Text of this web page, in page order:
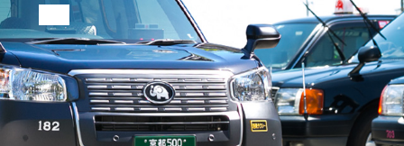
観光コース一覧
オススメ情報
よくあるご質問